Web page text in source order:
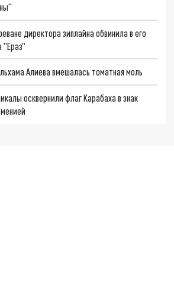
директора зиплайна обвинила в его
"Ераз"
Алиева вмешалась томатная моль
осквернили флаг Карабаха в знак